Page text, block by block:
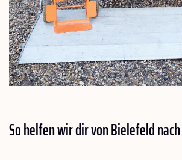
So helfen wir dir von Bielefeld nach